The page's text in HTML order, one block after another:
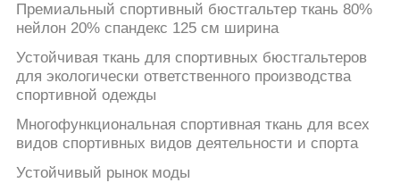
Премиальный спортивный бюстгальтер ткань 80%
нейлон 20% спандекс 125 см ширина
Устойчивая ткань для спортивных бюстгальтеров
для экологически ответственного производства
спортивной одежды
Многофункциональная спортивная ткань для всех
видов спортивных видов деятельности и спорта
Устойчивый рынок моды